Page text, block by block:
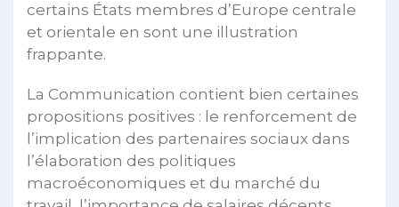
certains États membres d’Europe centrale
et orientale en sont une illustration
frappante.
La Communication contient bien certaines
propositions positives : le renforcement de
l’implication des partenaires sociaux dans
l’élaboration des politiques
macroéconomiques et du marché du